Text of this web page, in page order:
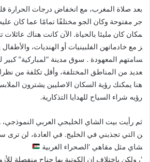
بعد صلاة المغرب، مع انخفاض درجات الحرارة
جر مفتوحة وكان الجو مختلفًا تمامًا عما كان
مكان كان مليئا بالحياة. الآن كانت هناك
ز مع خادماتهن الفلبينيات أو الهنديات، والأطفال
سامتهم المعهودة . سوق مدينة “لمباركية” كبير
عديد من المناطق المختلفة، وأقل تكلفة من
هنا يمكنك رؤية السكان الاصليين يشترون
رؤيه شراء السياح للهدايا التذكارية.
ثم رأيت بيت الشاي الخليجي العربي النموذجي،
ن التي تجذبني في الخليج. في العادة، لن ترى
شاي مثل مقاهي ‘الصحراء الغربية
’، ولكن بإختلاف ان الكوتية بها جناح منفصلة